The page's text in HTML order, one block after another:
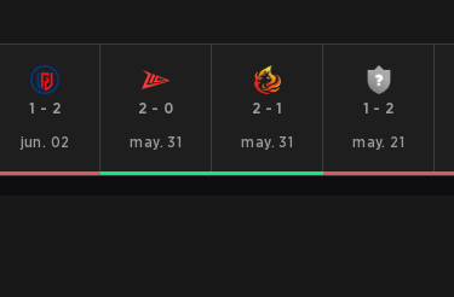
1 - 2
jun. 02
2 - 0
may. 31
2 -1
may. 31
1 - 2
may. 21